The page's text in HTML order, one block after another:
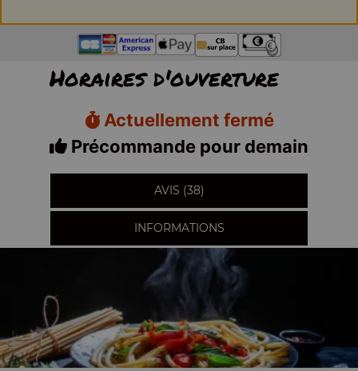
Horaires d'ouverture
Actuellement fermé
Précommande pour demain
AVIS (38)
INFORMATIONS